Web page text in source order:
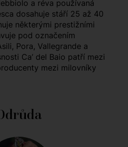
a réva používaná
dosahuje stáří 25 až 40
některými prestižními
pod označením
Pora, Vallegrande a
Ca’ del Baio patří mezi
mezi milovníky